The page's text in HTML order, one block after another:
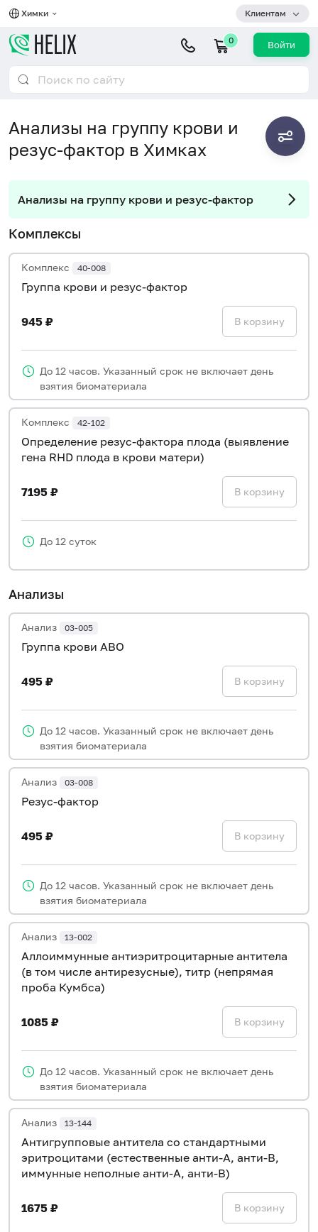
Химки Клиентам
0 Войти
Анализы на группу крови и
резус-фактор в Химках
Анализы на группу крови и резус-фактор
Комплексы
Комплекс 40-008
Группа крови и резус-фактор
945 ₽ В корзину
До 12 часов. Указанный срок не включает день
взятия биоматериала
Комплекс 42-102
Определение резус-фактора плода (выявление
гена RHD плода в крови матери)
7195 ₽ В корзину
До 12 суток
Анализы
Анализ 03-005
Группа крови ABO
495 ₽ В корзину
До 12 часов. Указанный срок не включает день
взятия биоматериала
Анализ 03-008
Резус-фактор
495 ₽ В корзину
До 12 часов. Указанный срок не включает день
взятия биоматериала
Анализ 13-002
Аллоиммунные антиэритроцитарные антитела
(в том числе антирезусные), титр (непрямая
проба Кумбса)
1085 ₽ В корзину
До 12 часов. Указанный срок не включает день
взятия биоматериала
Анализ 13-144
Антигрупповые антитела со стандартными
эритроцитами (естественные анти-А, анти-В,
иммунные неполные анти-А, анти-В)
1675 ₽ В корзину